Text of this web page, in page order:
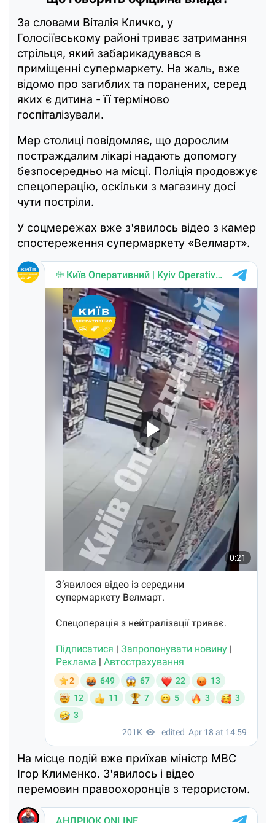
За словами Віталія Кличко, у
Голосіївському районі триває затримання
стрільця, який забарикадувався в
приміщенні супермаркету. На жаль, вже
відомо про загиблих та поранених, серед
яких є дитина - її терміново
госпіталізували.
Мер столиці повідомляє, що дорослим
постраждалим лікарі надають допомогу
безпосередньо на місці. Поліція продовжує
спецоперацію, оскільки з магазину досі
чути постріли.
У соцмережах вже з'явилось відео з камер
спостереження супермаркету «Велмарт».
На місце подій вже приїхав міністр МВС
Ігор Клименко. З'явилось і відео
перемовин правоохоронців з терористом.